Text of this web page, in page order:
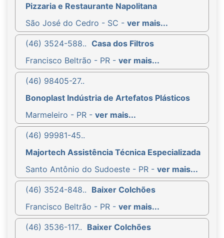
Pizzaria e Restaurante Napolitana
São José do Cedro - SC - ver mais...
(46) 3524-588.. Casa dos Filtros
Francisco Beltrão - PR - ver mais...
(46) 98405-27..
Bonoplast Indústria de Artefatos Plásticos
Marmeleiro - PR - ver mais...
(46) 99981-45..
Majortech Assistência Técnica Especializada
Santo Antônio do Sudoeste - PR - ver mais...
(46) 3524-848.. Baixer Colchões
Francisco Beltrão - PR - ver mais...
(46) 3536-117.. Baixer Colchões